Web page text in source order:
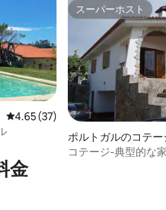
レビュー37件、5つ星中4.65つ星
4.65 (37)
スーパーホスト
スーパーホスト
ポルトガルのコテー
コテージ-典型的な家
金